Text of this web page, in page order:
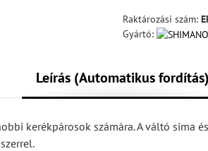
Raktározási szám:
Gyártó:
Leírás (Automatikus fordítás)
kerékpárosok számára. A váltó sima és